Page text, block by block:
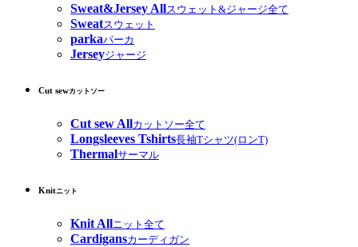
Sweat&Jersey Allスウェット&ジャージ全て
Sweatスウェット
parkaパーカ
Jerseyジャージ
Cut sewカットソー
Cut sew Allカットソー全て
Longsleeves Tshirts長袖Tシャツ(ロンT)
Thermalサーマル
Knitニット
Knit Allニット全て
Cardigansカーディガン